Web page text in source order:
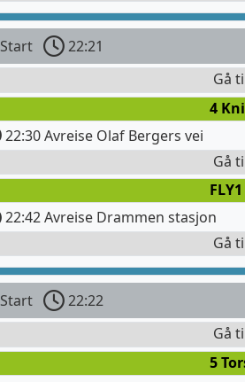
Start 22:21
Gå
4
22:30 Avreise Olaf Bergers vei
Gå
22:42 Avreise Drammen stasjon
Gå
Start 22:22
Gå
5